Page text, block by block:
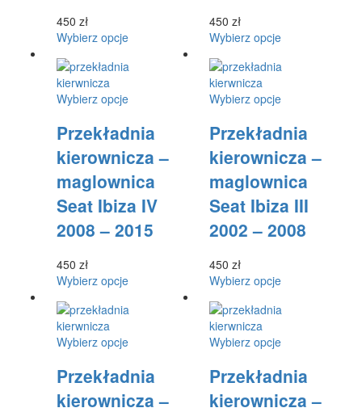
450 zł
Wybierz opcjeTen
ma
wariantów.
można
na
stronie
produktu
450 zł
Wybierz opcjeTen
ma
wariantów.
można
na
stronie
produktu
Wybierz opcjeTen
ma
wariantów.
Opcje
wybrać
na
Przekładnia
kierownicza –
maglownica
Seat Ibiza IV
2008 – 2015
450 zł
Wybierz opcjeTen
ma
wariantów.
można
Wybierz opcjeTen
ma
wariantów.
Opcje
wybrać
na
Przekładnia
kierownicza –
maglownica
Seat Ibiza III
2002 – 2008
450 zł
Wybierz opcjeTen
ma
wariantów.
można
Wybierz opcjeTen
ma
Przekładnia
kierownicza –
Wybierz opcjeTen
ma
Przekładnia
kierownicza –